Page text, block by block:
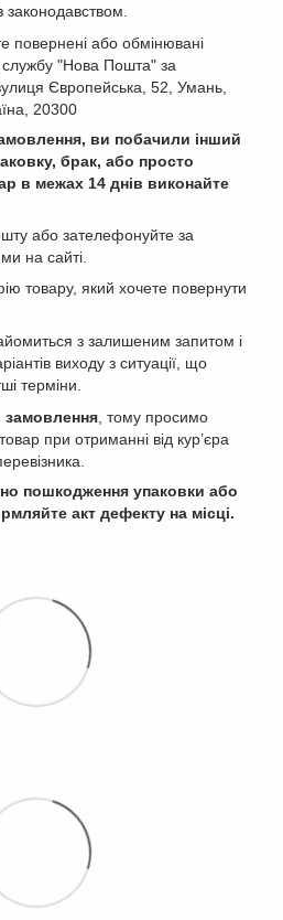
законодавством.
повернені або обмінювані
службу "Нова Пошта" за
Європейська, 52, Умань,
20300
ви побачили інший
брак, або просто
в межах 14 днів виконайте
або зателефонуйте за
на сайті.
товару, який хочете повернути
з залишеним запитом і
виходу з ситуації, що
терміни.
замовлення , тому просимо
при отриманні від кур’єра
пошкодження упаковки або
акт дефекту на місці.